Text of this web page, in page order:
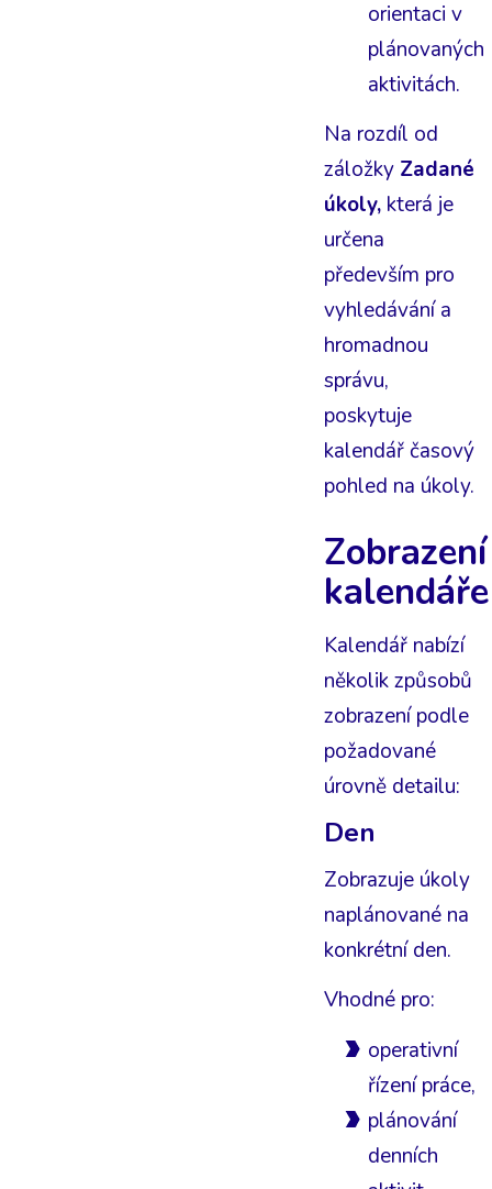
orientaci v
plánovaných
aktivitách.
Na rozdíl od
záložky Zadané
úkoly, která je
určena
především pro
vyhledávání a
hromadnou
správu,
poskytuje
kalendář časový
pohled na úkoly.
Zobrazení
kalendáře
Kalendář nabízí
několik způsobů
zobrazení podle
požadované
úrovně detailu:
Den
Zobrazuje úkoly
naplánované na
konkrétní den.
Vhodné pro:
operativní
řízení práce,
plánování
denních